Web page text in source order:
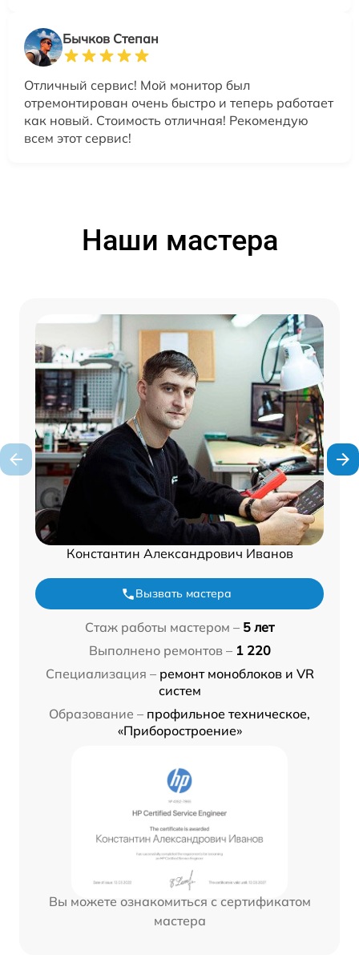
Бычков Степан
Отличный сервис! Мой монитор был
отремонтирован очень быстро и теперь работает
как новый. Стоимость отличная! Рекомендую
всем этот сервис!
Наши мастера
Константин Александрович Иванов
Вызвать мастера
Стаж работы мастером – 5 лет
Выполнено ремонтов – 1 220
Специализация – ремонт моноблоков и VR
систем
Образование – профильное техническое,
«Приборостроение»
Вы можете ознакомиться с сертификатом
мастера